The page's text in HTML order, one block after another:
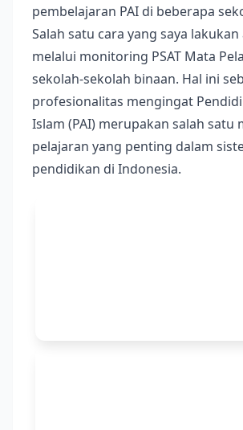
pembelajaran PAI di beberapa
Salah satu cara yang saya lakukan
melalui monitoring PSAT Mata
sekolah-sekolah binaan. Hal ini
profesionalitas mengingat
Islam (PAI) merupakan salah satu
pelajaran yang penting dalam
pendidikan di Indonesia.